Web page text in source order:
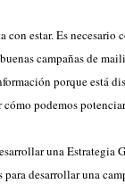
con estar. Es
campañas de
porque está
podemos
una Estrategia
desarrollar una